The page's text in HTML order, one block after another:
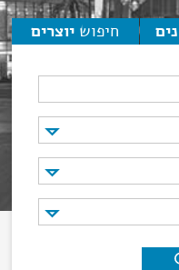
חיפוש יוצרים